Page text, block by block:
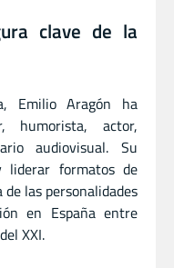
clave de la
Emilio Aragón ha
humorista, actor,
audiovisual. Su
liderar formatos de
las personalidades
en España entre
XXI.